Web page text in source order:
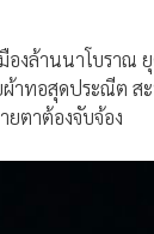
องล้านนาโบราณ
ผ้าทอสุดประณีต
ตาต้องจับจ้อง